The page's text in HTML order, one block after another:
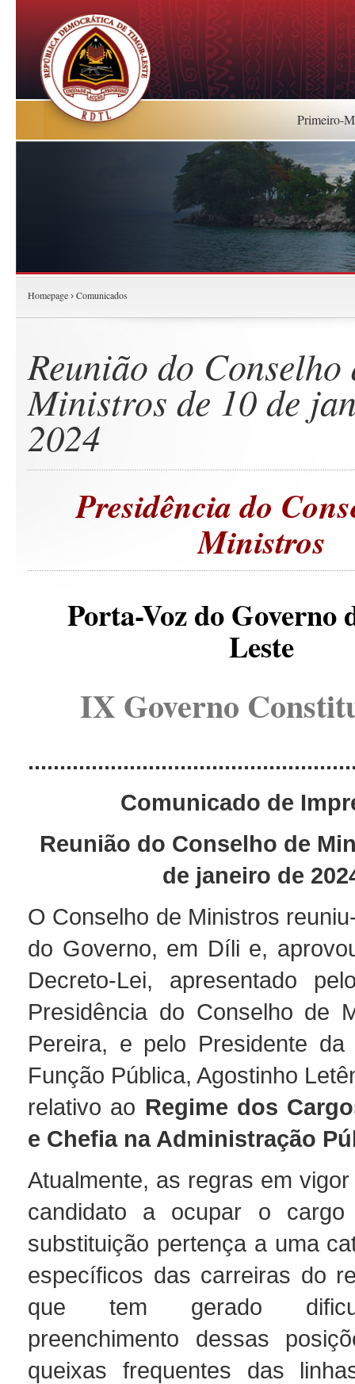
Primeiro-
Homepage › Comunicados
Reunião do Conselho
Ministros de 10 de
2024
Presidência do
Ministros
Porta-Voz do Governo
Leste
IX Governo
Comunicado de
Reunião do Conselho de
de janeiro de
O Conselho de Ministros
do Governo, em Díli e,
Decreto-Lei, apresentado
Presidência do Conselho de
Pereira, e pelo Presidente da
Função Pública, Agostinho
relativo ao Regime dos
e Chefia na Administração
Atualmente, as regras em
candidato a ocupar o cargo
substituição pertença a uma
específicos das carreiras do
que tem gerado
preenchimento dessas
queixas frequentes das